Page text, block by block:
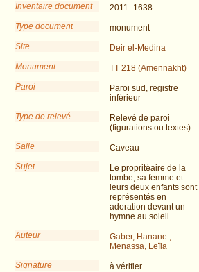
Inventaire document
2011_1638
Type document
monument
Site
Deir el-Medina
Monument
TT 218 (Amennakht)
Paroi
Paroi sud, registre
inférieur
Type de relevé
Relevé de paroi
(figurations ou textes)
Salle
Caveau
Sujet
Le propritéaire de la
tombe, sa femme et
leurs deux enfants sont
représentés en
adoration devant un
hymne au soleil
Auteur
Gaber, Hanane ;
Menassa, Leïla
Signature
à vérifier